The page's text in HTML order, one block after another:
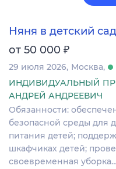
Няня в детский сад
от 50 000 ₽
29 июля 2026 Москва
ИНДИВИДУАЛЬНЫЙ
АНДРЕЙ АНДРЕЕВИЧ
Обязанности:
безопасной среды для
питания детей;
шкафчиках детей;
своевременная уборка…